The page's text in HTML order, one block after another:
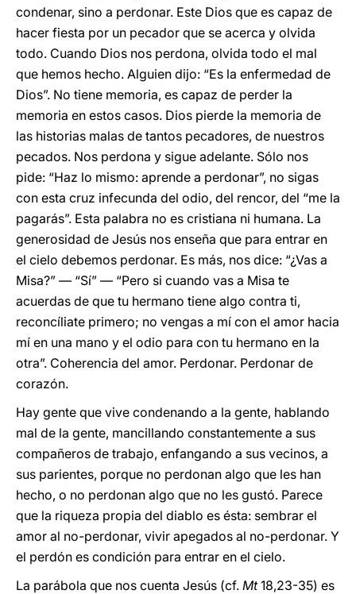
condenar, sino a perdonar. Este Dios que es capaz de
hacer fiesta por un pecador que se acerca y olvida
todo. Cuando Dios nos perdona, olvida todo el mal
que hemos hecho. Alguien dijo: “Es la enfermedad de
Dios”. No tiene memoria, es capaz de perder la
memoria en estos casos. Dios pierde la memoria de
las historias malas de tantos pecadores, de nuestros
pecados. Nos perdona y sigue adelante. Sólo nos
pide: “Haz lo mismo: aprende a perdonar”, no sigas
con esta cruz infecunda del odio, del rencor, del “me la
pagarás”. Esta palabra no es cristiana ni humana. La
generosidad de Jesús nos enseña que para entrar en
el cielo debemos perdonar. Es más, nos dice: “¿Vas a
Misa?” — “Sí” — “Pero si cuando vas a Misa te
acuerdas de que tu hermano tiene algo contra ti,
reconcíliate primero; no vengas a mí con el amor hacia
mí en una mano y el odio para con tu hermano en la
otra”. Coherencia del amor. Perdonar. Perdonar de
corazón.
Hay gente que vive condenando a la gente, hablando
mal de la gente, mancillando constantemente a sus
compañeros de trabajo, enfangando a sus vecinos, a
sus parientes, porque no perdonan algo que les han
hecho, o no perdonan algo que no les gustó. Parece
que la riqueza propia del diablo es ésta: sembrar el
amor al no-perdonar, vivir apegados al no-perdonar. Y
el perdón es condición para entrar en el cielo.
La parábola que nos cuenta Jesús (cf. Mt18,23-35) es